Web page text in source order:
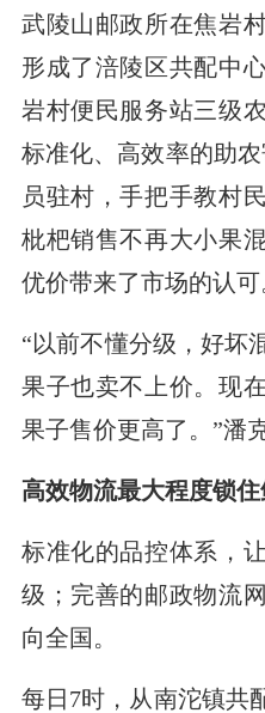
武陵山邮政所在焦岩
形成了涪陵区共配中
岩村便民服务站三级
标准化、高效率的助
员驻村，手把手教村
枇杷销售不再大小果
优价带来了市场的认可
“以前不懂分级，好坏
果子也卖不上价。现
果子售价更高了。”潘
高效物流最大程度锁
标准化的品控体系，
级；完善的邮政物流
向全国。
每日7时，从南沱镇共